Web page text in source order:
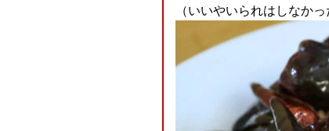
（いいやいられはしなかっ